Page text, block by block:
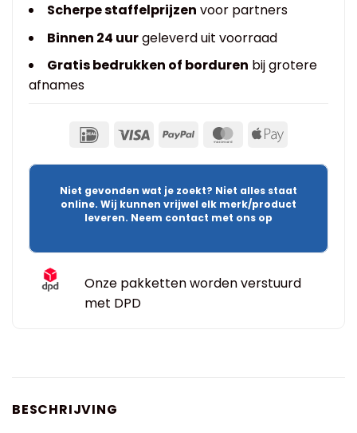
Scherpe staffelprijzen voor partners
Binnen 24 uurgeleverd uit voorraad
Gratis bedrukken of borduren bij grotere
afnames
Niet gevonden wat je zoekt? Niet alles staat
online. Wij kunnen vrijwel elk merk/product
leveren. Neem contact met ons op
Onze pakketten worden verstuurd
met DPD
BESCHRIJVING